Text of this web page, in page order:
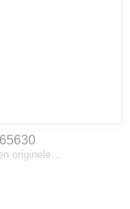
originele…